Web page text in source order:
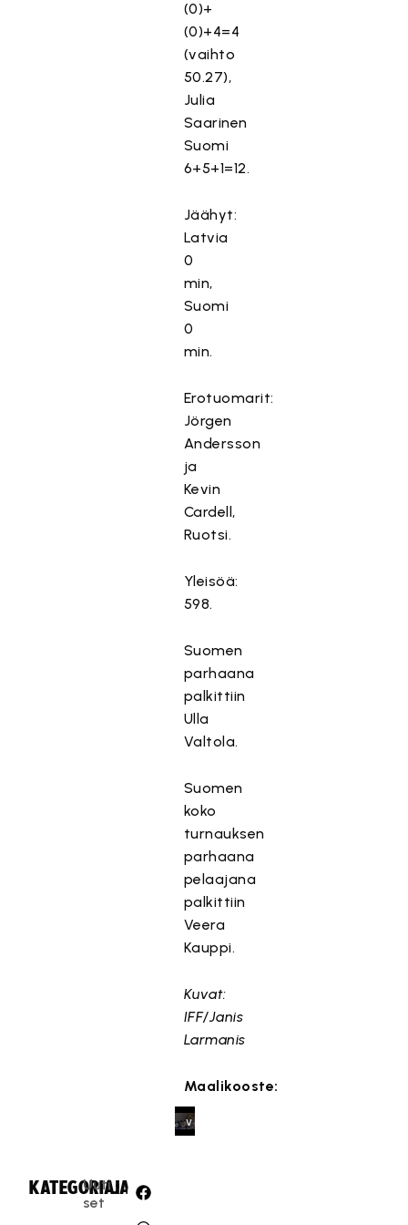
(0)+
(0)+4=4
(vaihto
50.27),
Julia
Saarinen
Suomi
6+5+1=12.
Jäähyt:
Latvia
0
min,
Suomi
0
min.
Erotuomarit:
Jörgen
Andersson
ja
Kevin
Cardell,
Ruotsi.
Yleisöä:
598.
Suomen
parhaana
palkittiin
Ulla
Valtola.
Suomen
koko
turnauksen
parhaana
pelaajana
palkittiin
Veera
Kauppi.
Kuvat:
IFF/Janis
Larmanis
Maalikooste:
T
m
ä
s
ä
l
t
ö
n
e
s
e
t
y
,
o
s
k
s
v
KATEGORIA:
Uuti
set
JAA: